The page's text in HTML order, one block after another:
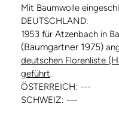
Mit Baumwolle
DEUTSCHLAND:
1953 für Atzenbach in
(Baumgartner 1975)
deutschen Florenliste
geführt.
ÖSTERREICH: ---
SCHWEIZ: ---